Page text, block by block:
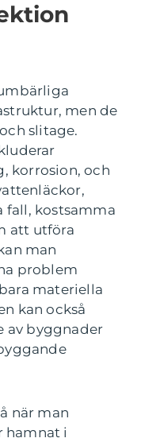
men de
slitage.
korrosion, och
fall, kostsamma
att utföra
man
problem
materiella
kan också
av byggnader
när man
hamnat i